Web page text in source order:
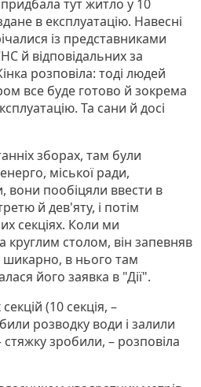
тут житло у 10
в експлуатацію. Навесні
із представниками
й відповідальних за
розповіла: тоді людей
все буде готово й зокрема
Та сани й досі
зборах, там були
міської ради,
вони пообіцяли ввести в
й дев'яту, і потім
секціях. Коли ми
круглим столом, він запевняв
в нього там
його заявка в "Дії".
(10 секція, –
розводку води і залили
зробили, – розповіла